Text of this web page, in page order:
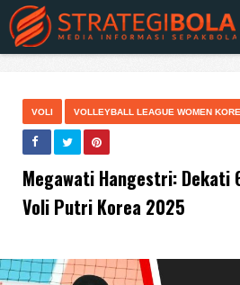
VOLI VOLLEYBALL LEAGUE WOMEN
Megawati Hangestri: Dekati
Voli Putri Korea 2025